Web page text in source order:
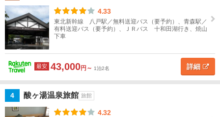
ド
ホ
テ
ル
テ
ル
青
森
市
八
戸・
三
下北
半島
4.33
東北新幹線 八戸駅／無料送迎バス（要予約）、青森駅／
有料送迎バス（要予約）、ＪＲバス 十和田湖行き、焼山
下車
最安 43,000円～ 1泊2名 詳細
4 酸ヶ湯温泉旅館 旅館
4.32